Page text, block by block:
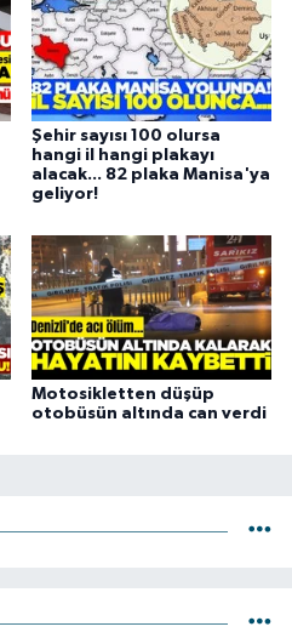
Şehir sayısı 100 olursa
hangi il hangi plakayı
alacak... 82 plaka Manisa'ya
geliyor!
Motosikletten düşüp
otobüsün altında can verdi